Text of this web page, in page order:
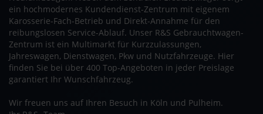
ein hochmodernes Kundendienst-Zentrum mit eigenem
Karosserie-Fach-Betrieb und Direkt-Annahme für den
reibungslosen Service-Ablauf. Unser R&S Gebrauchtwagen-
Zentrum ist ein Multimarkt für Kurzzulassungen,
Jahreswagen, Dienstwagen, Pkw und Nutzfahrzeuge. Hier
finden Sie bei über 400 Top-Angeboten in jeder Preislage
garantiert Ihr Wunschfahrzeug.
Wir freuen uns auf Ihren Besuch in Köln und Pulheim.